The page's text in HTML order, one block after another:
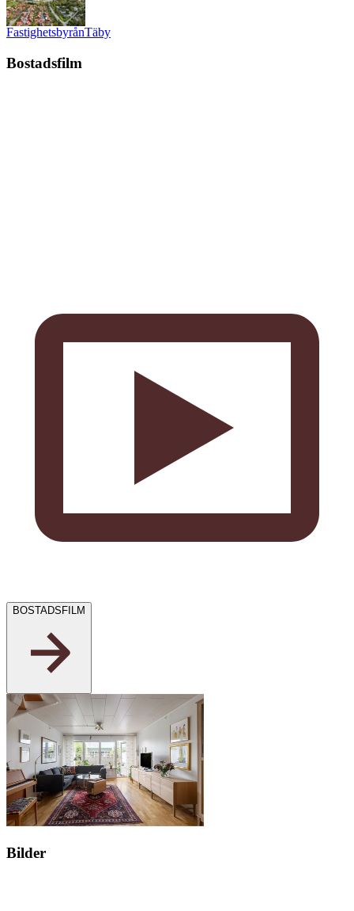
FastighetsbyrånTäby
Bostadsfilm
BOSTADSFILM
Bilder